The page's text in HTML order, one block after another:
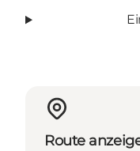
Route